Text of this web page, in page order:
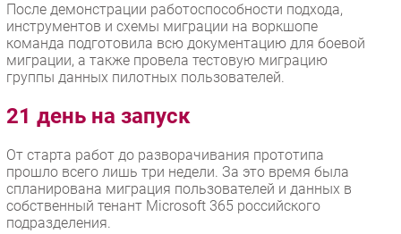
После демонстрации работоспособности подхода,
инструментов и схемы миграции на воркшопе
команда подготовила всю документацию для боевой
миграции, а также провела тестовую миграцию
группы данных пилотных пользователей.
21 день на запуск
От старта работ до разворачивания прототипа
прошло всего лишь три недели. За это время была
спланирована миграция пользователей и данных в
собственный тенант Microsoft 365 российского
подразделения.